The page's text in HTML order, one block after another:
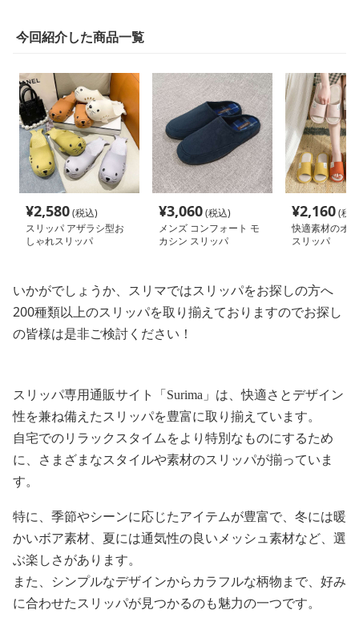
今回紹介した商品一覧
¥2,580(税込)
スリッパ アザラシ型お
しゃれスリッパ
¥3,060(税込)
メンズ コンフォート モ
カシン スリッパ
¥2,160(税
快適素材のオ
スリッパ
いかがでしょうか、スリマではスリッパをお探しの方へ
200種類以上のスリッパを取り揃えておりますのでお探し
の皆様は是非ご検討ください！
スリッパ専用通販サイト「Surima」は、快適さとデザイン
性を兼ね備えたスリッパを豊富に取り揃えています。
自宅でのリラックスタイムをより特別なものにするため
に、さまざまなスタイルや素材のスリッパが揃っていま
す。
特に、季節やシーンに応じたアイテムが豊富で、冬には暖
かいボア素材、夏には通気性の良いメッシュ素材など、選
ぶ楽しさがあります。
また、シンプルなデザインからカラフルな柄物まで、好み
に合わせたスリッパが見つかるのも魅力の一つです。